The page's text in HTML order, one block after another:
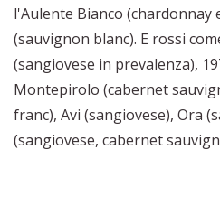
l'Aulente Bianco (chardonnay
(sauvignon blanc). E rossi
(sangiovese in prevalenza),
Montepirolo (cabernet
franc), Avi (sangiovese), Ora
(sangiovese, cabernet